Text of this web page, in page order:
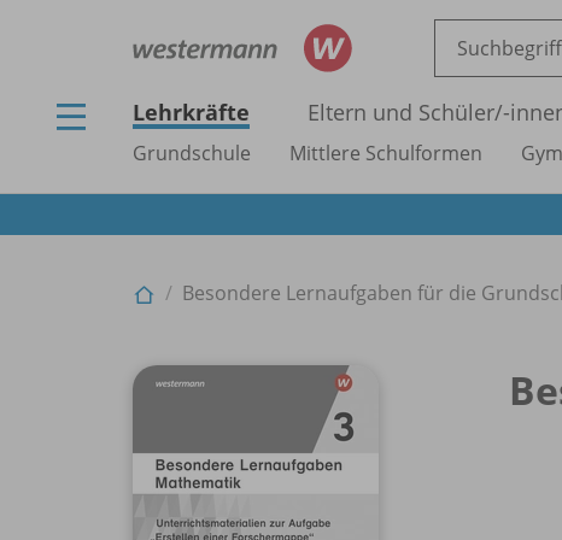
Lehrkräfte Eltern und Schüler/-
Grundschule Mittlere Schulformen
Besondere Lernaufgaben für die